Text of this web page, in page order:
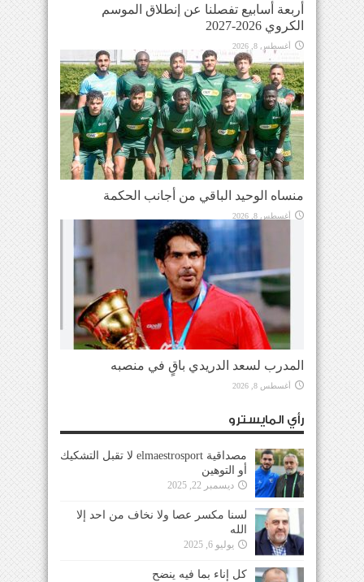
أربعة أسابيع تفصلنا عن إنطلاق الموسم
الكروي 2026-2027
أغسطس 8, 2026
منساه الوحيد الباقي من أجانب الحكمة
أغسطس 8, 2026
المدرب لسعد الدريدي باقٍ في منصبه
أغسطس 8, 2026
رأي المايسترو
مصداقية elmaestrosport لا تقبل التشكيك
أو التوهين
ديسمبر 22, 2025
لسنا مكسر عصا ولا نخاف من احد إلا
الله
يوليو 6, 2025
كل إناء بما فيه ينضح